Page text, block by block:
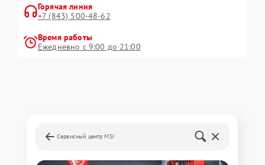
Горячая линия
+7 (843) 500-48-62
Время работы
Ежедневно с 9:00 до 21:00
Сервисный центр MSI